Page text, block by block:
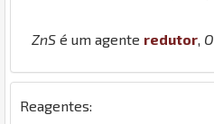
ZnSé um agente redutor, O
Reagentes: